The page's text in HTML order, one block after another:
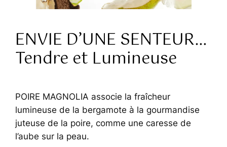
ENVIE D’UNE SENTEUR…
Tendre et Lumineuse
POIRE MAGNOLIA associe la fraîcheur
lumineuse de la bergamote à la gourmandise
juteuse de la poire, comme une caresse de
l’aube sur la peau.